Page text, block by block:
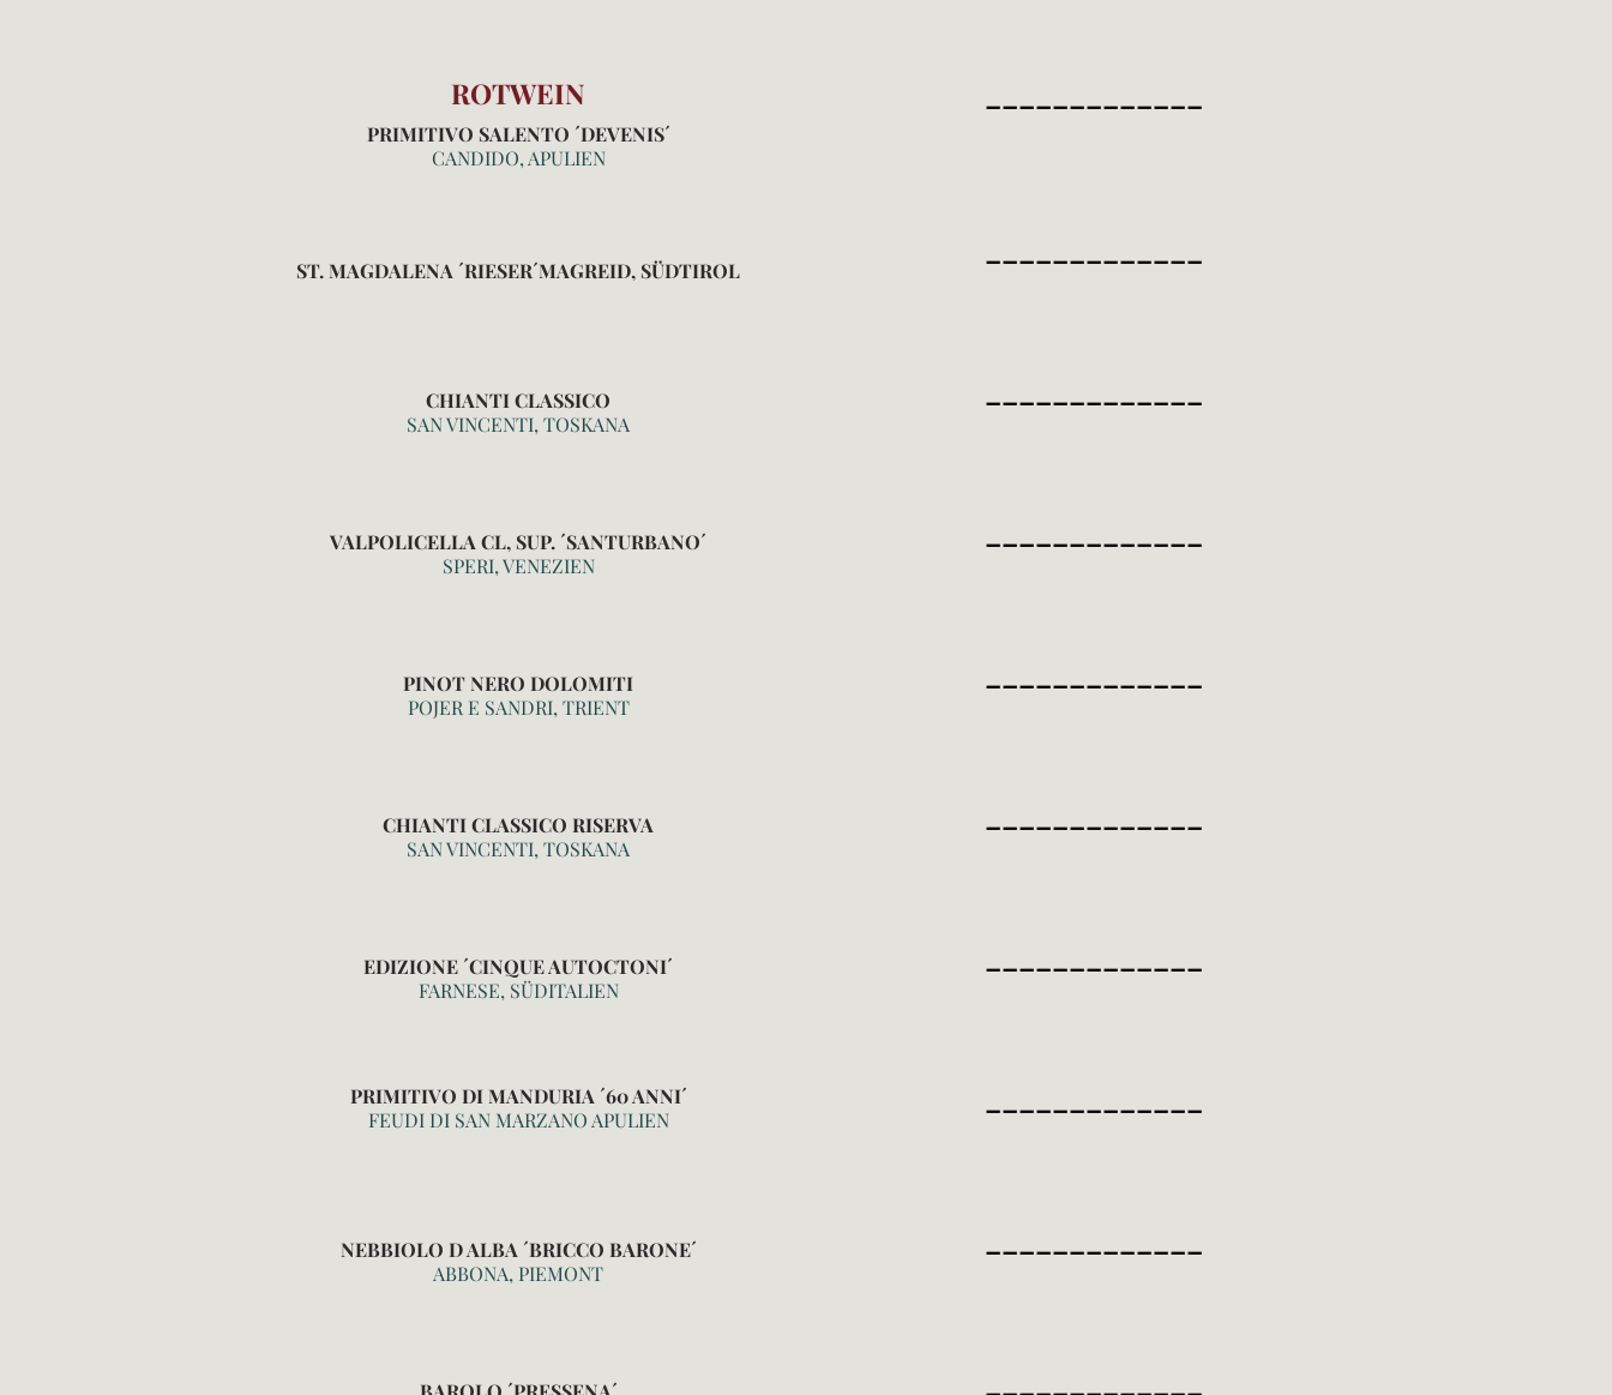
ROTWEIN
PRIMITIVO SALENTO ´DEVENIS´
CANDIDO, APULIEN
ST. MAGDALENA ´RIESER´MAGREID, SÜDTIROL
CHIANTI CLASSICO
SAN VINCENTI, TOSKANA
VALPOLICELLA CL, SUP. ´SANTURBANO´
SPERI, VENEZIEN
PINOT NERO DOLOMITI
POJER E SANDRI, TRIENT
CHIANTI CLASSICO RISERVA
SAN VINCENTI, TOSKANA
EDIZIONE ´CINQUE AUTOCTONI´
FARNESE, SÜDITALIEN
PRIMITIVO DI MANDURIA ´60 ANNI´
FEUDI DI SAN MARZANO APULIEN
NEBBIOLO D ALBA ´BRICCO BARONE´
ABBONA, PIEMONT